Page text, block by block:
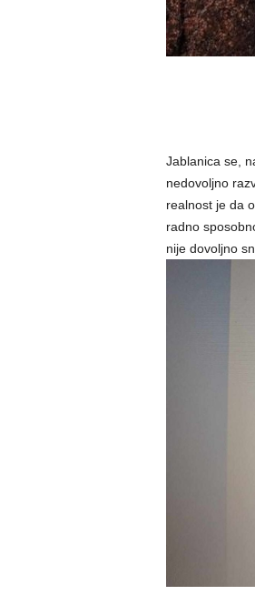
Jablanica se,
nedovoljno
realnost je da
radno
nije dovoljno